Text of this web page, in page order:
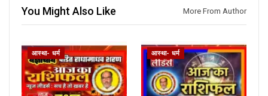
You Might Also Like More From Author
आस्था- धर्म आस्था- धर्म